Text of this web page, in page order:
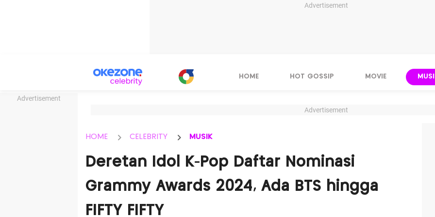
Advertisement
Advertisement
HOME HOT GOSSIP MOVIE
Advertisement
HOME CELEBRITY MUSIK
Deretan Idol K-Pop Daftar Nominasi
Grammy Awards 2024, Ada BTS hingga
FIFTY FIFTY